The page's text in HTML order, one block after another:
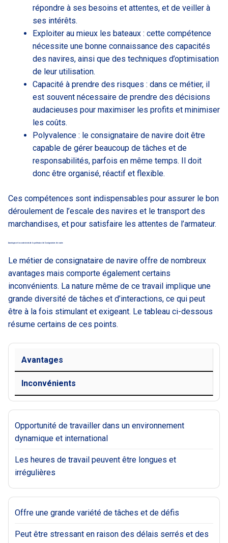
répondre à ses besoins et attentes, et de veiller à
ses intérêts.
Exploiter au mieux les bateaux : cette compétence
nécessite une bonne connaissance des capacités
des navires, ainsi que des techniques d’optimisation
de leur utilisation.
Capacité à prendre des risques : dans ce métier, il
est souvent nécessaire de prendre des décisions
audacieuses pour maximiser les profits et minimiser
les coûts.
Polyvalence : le consignataire de navire doit être
capable de gérer beaucoup de tâches et de
responsabilités, parfois en même temps. Il doit
donc être organisé, réactif et flexible.
Ces compétences sont indispensables pour assurer le bon
déroulement de l’escale des navires et le transport des
marchandises, et pour satisfaire les attentes de l’armateur.
Avantages et inconvénients de la profession de Consignataire de navire
Le métier de consignataire de navire offre de nombreux
avantages mais comporte également certains
inconvénients. La nature même de ce travail implique une
grande diversité de tâches et d’interactions, ce qui peut
être à la fois stimulant et exigeant. Le tableau ci-dessous
résume certains de ces points.
Avantages
Inconvénients
Opportunité de travailler dans un environnement
dynamique et international
Les heures de travail peuvent être longues et
irrégulières
Offre une grande variété de tâches et de défis
Peut être stressant en raison des délais serrés et des